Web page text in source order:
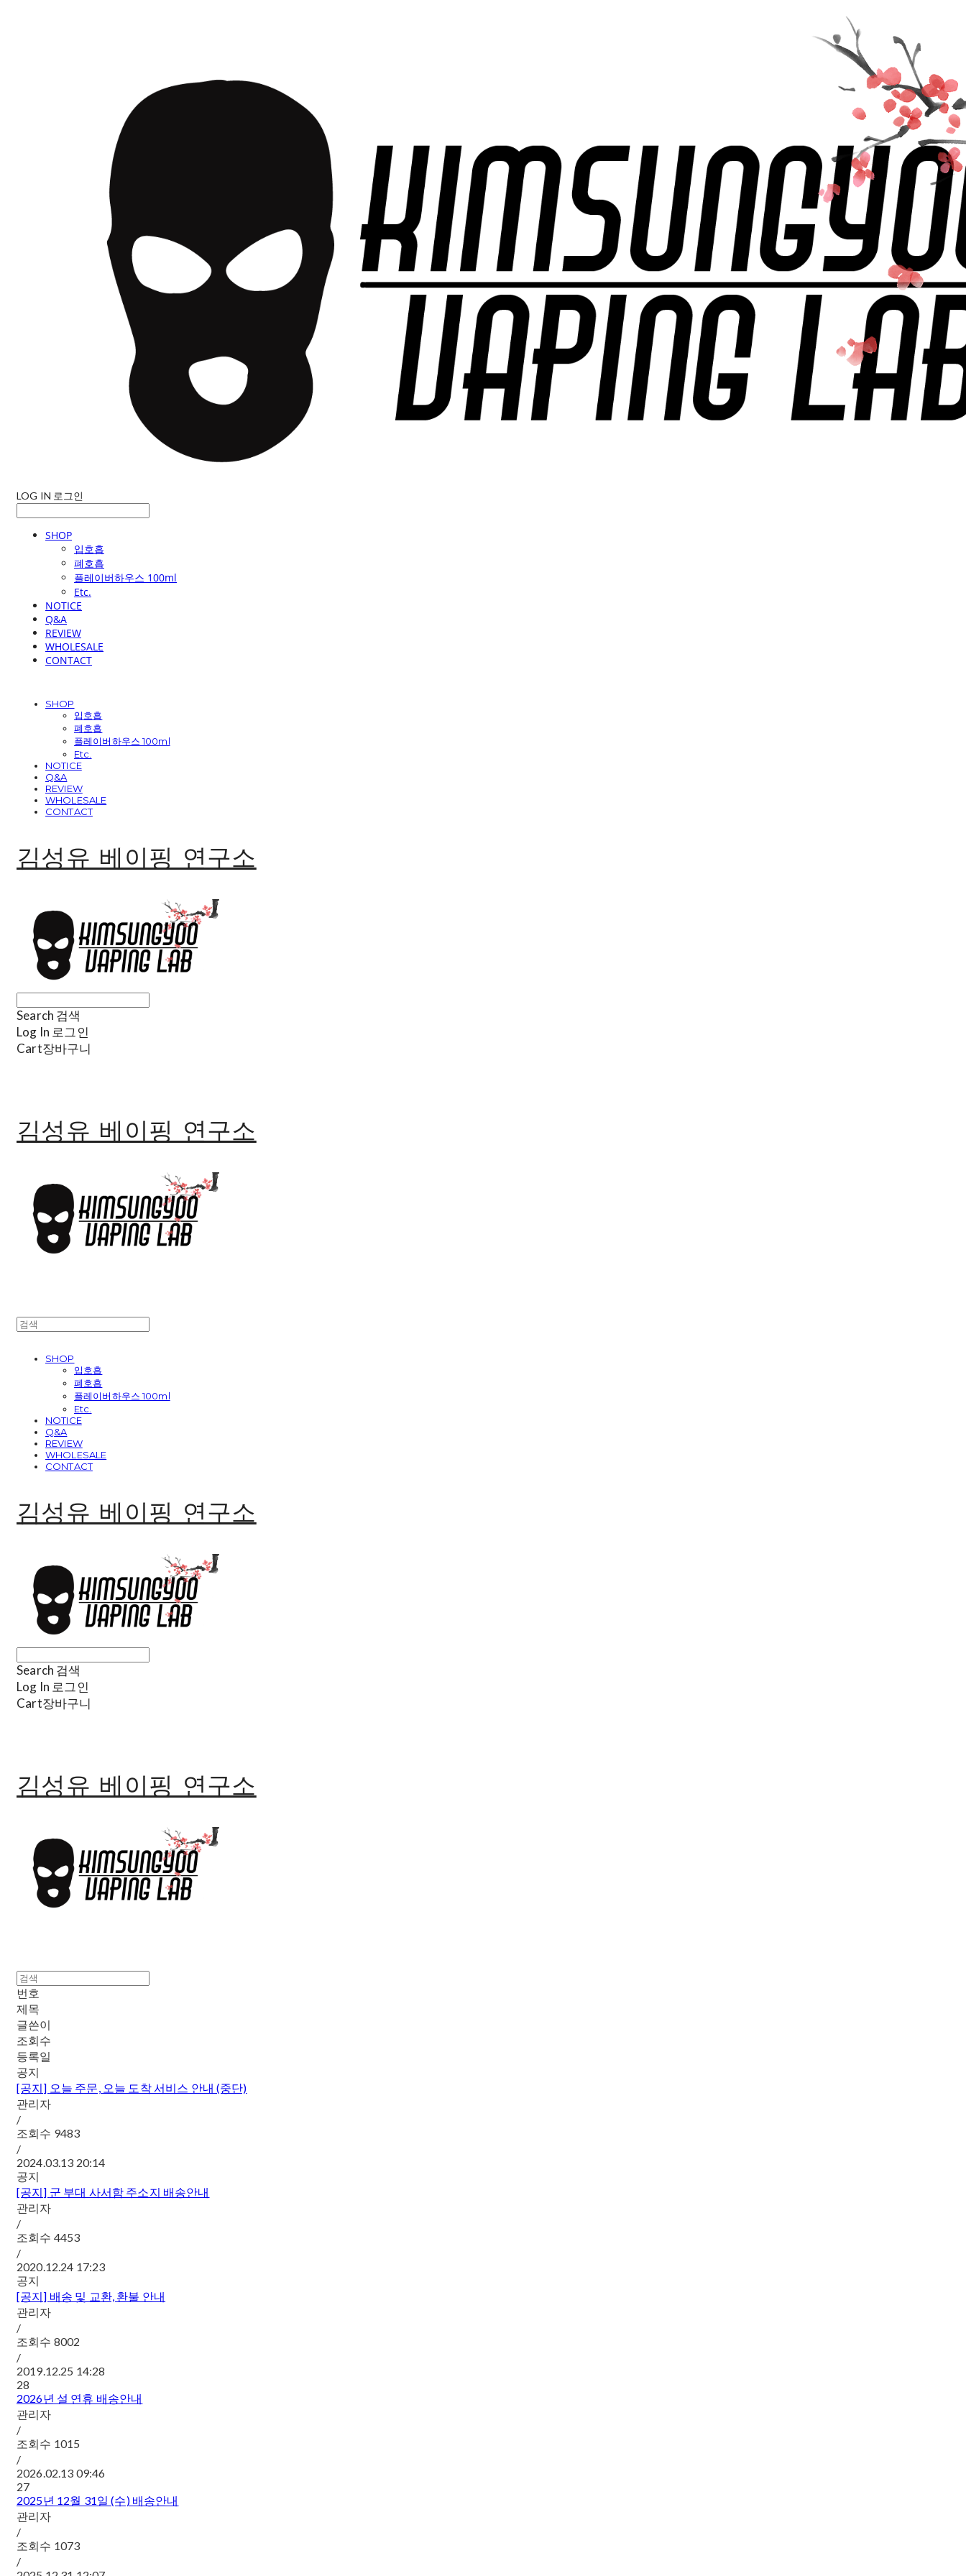
LOG IN 로그인
SHOP
입호흡
폐호흡
플레이버하우스 100ml
Etc.
NOTICE
Q&A
REVIEW
WHOLESALE
CONTACT
SHOP
입호흡
폐호흡
플레이버하우스 100ml
Etc.
NOTICE
Q&A
REVIEW
WHOLESALE
CONTACT
김성유 베이핑 연구소
Search 검색
Log In 로그인
Cart장바구니
김성유 베이핑 연구소
SHOP
입호흡
폐호흡
플레이버하우스 100ml
Etc.
NOTICE
Q&A
REVIEW
WHOLESALE
CONTACT
김성유 베이핑 연구소
Search 검색
Log In 로그인
Cart장바구니
김성유 베이핑 연구소
번호
제목
글쓴이
조회수
등록일
공지
[공지] 오늘 주문, 오늘 도착 서비스 안내 (중단)
관리자
/
조회수 9483
/
2024.03.13 20:14
공지
[공지] 군 부대 사서함 주소지 배송안내
관리자
/
조회수 4453
/
2020.12.24 17:23
공지
[공지] 배송 및 교환, 환불 안내
관리자
/
조회수 8002
/
2019.12.25 14:28
28
2026년 설 연휴 배송안내
관리자
/
조회수 1015
/
2026.02.13 09:46
27
2025년 12월 31일 (수) 배송안내
관리자
/
조회수 1073
/